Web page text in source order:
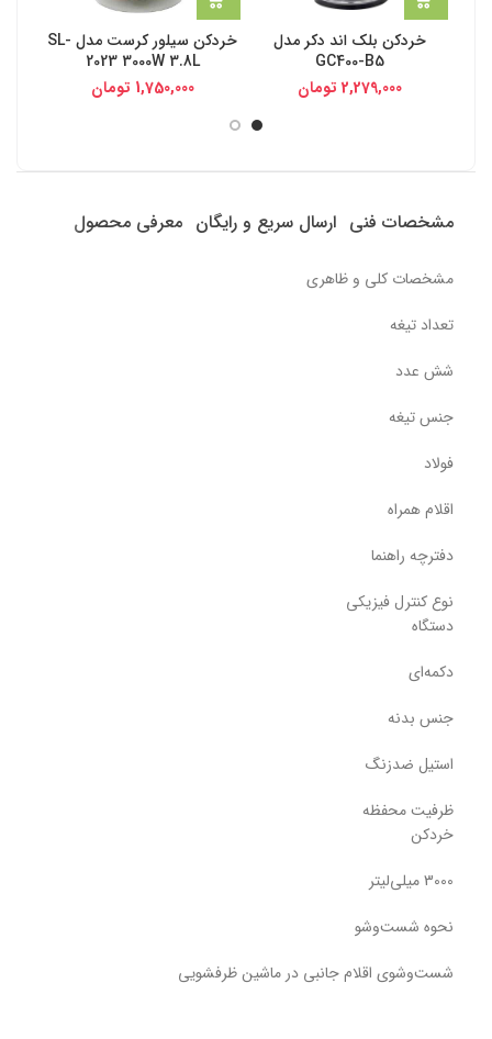
خردکن بلک اند دکر مدل
GC400-B5
2,279,000 تومان
خردکن سیلور کرست مدل SL-
2023 3000W 3.8L
1,750,000 تومان
مشخصات فنی ارسال سریع و رایگان معرفی محصول
مشخصات کلی و ظاهری
تعداد تیغه
شش عدد
جنس تیغه
فولاد
اقلام همراه
دفترچه راهنما
نوع کنترل فیزیکی
دستگاه
دکمه‌ای
جنس بدنه
استیل ضدزنگ
ظرفیت محفظه
خردکن
3000 میلی‌لیتر
نحوه شست‌وشو
شست‌وشوی اقلام جانبی در ماشین ظرفشویی